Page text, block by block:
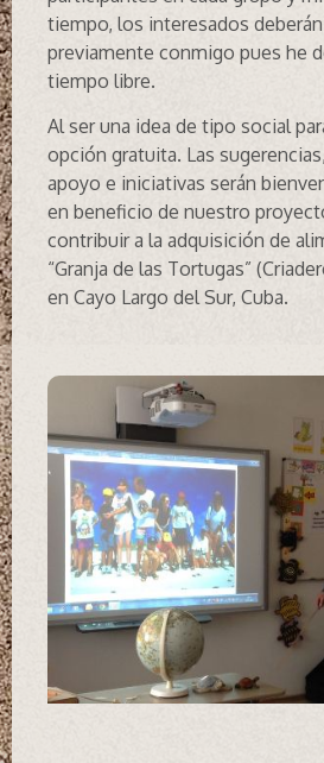
tiempo, los interesados
previamente conmigo pues he
tiempo libre.
Al ser una idea de tipo social
opción gratuita. Las
apoyo e iniciativas serán
en beneficio de nuestro
contribuir a la adquisición de
“Granja de las Tortugas”
en Cayo Largo del Sur, Cuba.